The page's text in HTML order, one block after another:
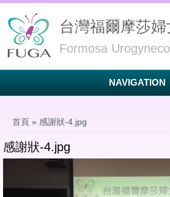
台灣福爾摩莎
Formosa
NAVIGATION
首頁 » 感謝狀-4.jpg
感謝狀-4.jpg